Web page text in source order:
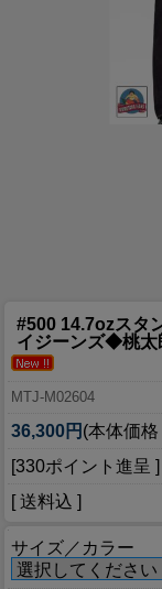
#500 14.7ozスタ
イジーンズ◆桃太
MTJ-M02604
36,300円 (本体価
[330ポイント進呈 ]
[ 送料込 ]
サイズ／カラー